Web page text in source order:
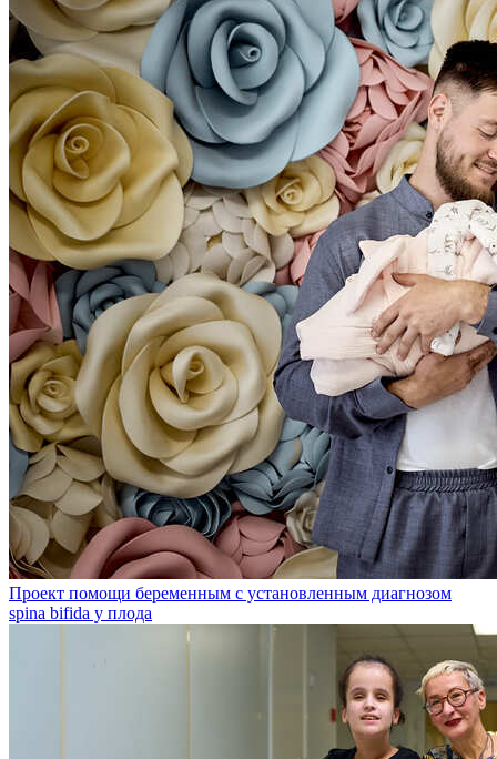
Проект помощи беременным с установленным диагнозом
spina bifida у плода